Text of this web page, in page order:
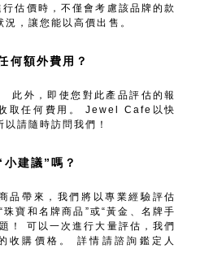
估價時，不僅會考慮該品牌的款
，讓您能以高價出售。
何額外費用？
此外，即使您對此產品評估的報
取任何費用。 Jewel Cafe以快
請隨時訪問我們！
建議”嗎？
品帶來，我們將以專業經驗評估
寶和名牌商品”或“黃金、名牌手
！ 可以一次進行大量評估，我們
收購價格。 詳情請諮詢鑑定人